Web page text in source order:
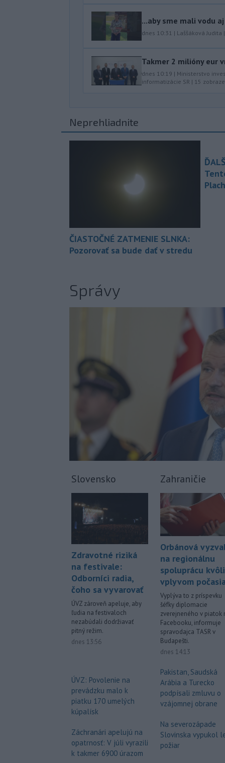
...aby sme mali vodu
dnes 10:31 | Laššáková Judita |
Takmer 2 milióny eur
dnes 10:19 | Ministerstvo
informatizácie SR | 15
Neprehliadnite
ČIASTOČNÉ ZATMENIE SLNKA:
Pozorovať sa bude dať v stredu
Správy
Slovensko
Zdravotné riziká
na festivale:
Odborníci radia,
čoho sa vyvarovať
ÚVZ zároveň apeluje, aby
ľudia na festivaloch
nezabúdali dodržiavať
pitný režim.
dnes 13:56
ÚVZ: Povolenie na
prevádzku malo k
piatku 170 umelých
kúpalísk
Záchranári apelujú na
opatrnosť: V júli vyrazili
k takmer 6900 úrazom
Zahraničie
Orbánová
na regionálnu
spoluprácu kvôli
vplyvom
Vyplýva to z príspevku
šéfky diplomacie
zverejneného v piatok
Facebooku, informuje
spravodajca TASR v
Budapešti.
dnes 14:13
Pakistan, Saudská
Arábia a Turecko
podpísali zmluvu o
vzájomnej obrane
Na severozápade
Slovinska vypukol
požiar